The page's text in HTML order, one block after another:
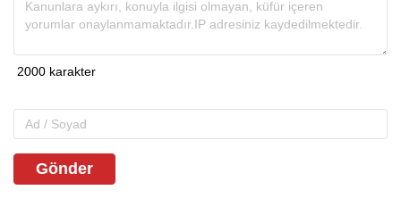
Gönder